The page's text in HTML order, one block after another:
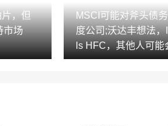
，但
市场
MSCI可能对斧头债
度公司;沃达丰想法
ls HFC，其他人可能